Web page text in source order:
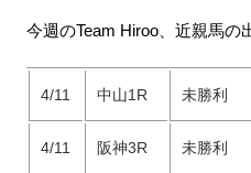
今週のTeam Hiroo、近親馬の
4/11 中山1R 未勝利
4/11 阪神3R 未勝利